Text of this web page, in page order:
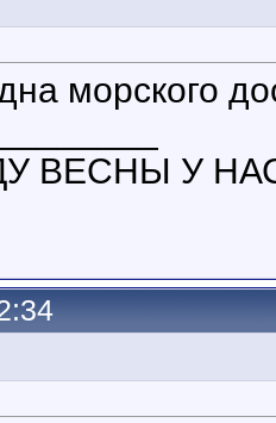
морского
ВЕСНЫ У